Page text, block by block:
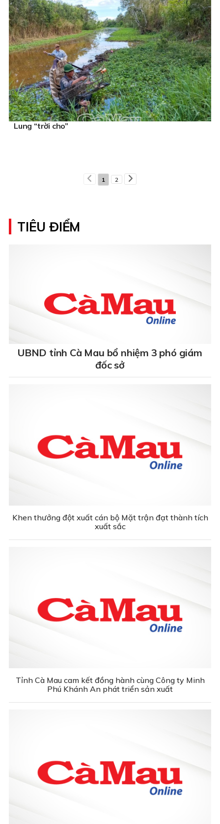
Lung “trời cho”
1 2
TIÊU ĐIỂM
UBND tỉnh Cà Mau bổ nhiệm 3 phó giám
đốc sở
Khen thưởng đột xuất cán bộ Mặt trận đạt thành tích
xuất sắc
Tỉnh Cà Mau cam kết đồng hành cùng Công ty Minh
Phú Khánh An phát triển sản xuất